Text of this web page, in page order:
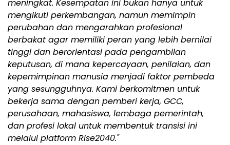
meningkat. Kesempatan ini bukan hanya untuk
mengikuti perkembangan, namun memimpin
perubahan dan mengarahkan profesional
berbakat agar memiliki peran yang lebih bernilai
tinggi dan berorientasi pada pengambilan
keputusan, di mana kepercayaan, penilaian, dan
kepemimpinan manusia menjadi faktor pembeda
yang sesungguhnya. Kami berkomitmen untuk
bekerja sama dengan pemberi kerja, GCC,
perusahaan, mahasiswa, lembaga pemerintah,
dan profesi lokal untuk membentuk transisi ini
melalui platform Rise2040."